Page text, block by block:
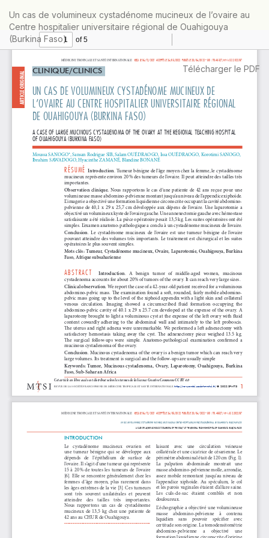
aux
informations
sur
l'article
Un cas de volumineux cystadénome mucineux de l’ovaire au
Centre hospitalier universitaire régional de Ouahigouya
(Burkina Faso)
Télécharger
Télécharger le PDF